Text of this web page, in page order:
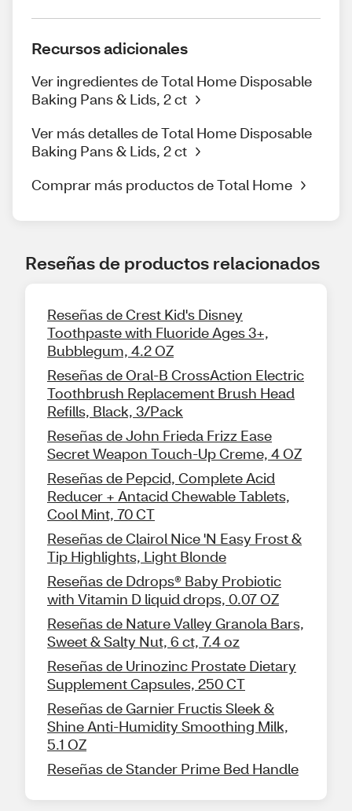
Recursos adicionales
Ver ingredientes de Total Home Disposable
Baking Pans & Lids, 2 ct
Ver más detalles de Total Home Disposable
Baking Pans & Lids, 2 ct
Comprar más productos de Total Home
Reseñas de productos relacionados
Reseñas de Crest Kid's Disney
Toothpaste with Fluoride Ages 3+,
Bubblegum, 4.2 OZ
Reseñas de Oral-B CrossAction Electric
Toothbrush Replacement Brush Head
Refills, Black, 3/Pack
Reseñas de John Frieda Frizz Ease
Secret Weapon Touch-Up Creme, 4 OZ
Reseñas de Pepcid, Complete Acid
Reducer + Antacid Chewable Tablets,
Cool Mint, 70 CT
Reseñas de Clairol Nice 'N Easy Frost &
Tip Highlights, Light Blonde
Reseñas de Ddrops® Baby Probiotic
with Vitamin D liquid drops, 0.07 OZ
Reseñas de Nature Valley Granola Bars,
Sweet & Salty Nut, 6 ct, 7.4 oz
Reseñas de Urinozinc Prostate Dietary
Supplement Capsules, 250 CT
Reseñas de Garnier Fructis Sleek &
Shine Anti-Humidity Smoothing Milk,
5.1 OZ
Reseñas de Stander Prime Bed Handle